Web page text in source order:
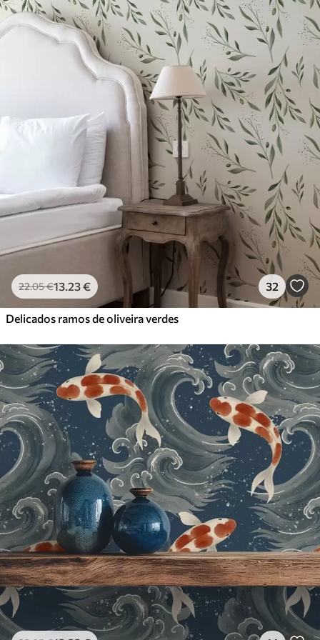
22.05€13.23€ 32
Delicados ramos de oliveira verdes